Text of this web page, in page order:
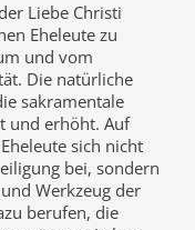
Liebe Christi
Eheleute zu
und vom
Die natürliche
sakramentale
und erhöht. Auf
sich nicht
bei, sondern
Werkzeug der
berufen, die